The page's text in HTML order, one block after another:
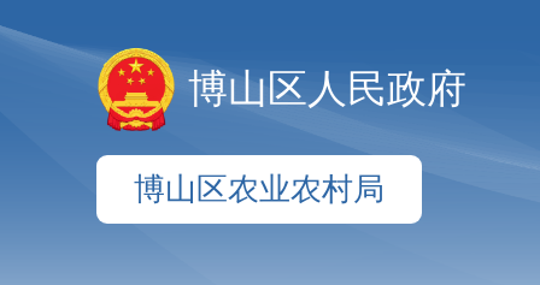
博山区人民政府
博山区农业农村局